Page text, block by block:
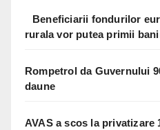
Beneficiarii fondurilor
rurala vor putea primii
Rompetrol da Guvernului
daune
AVAS a scos la privatizare